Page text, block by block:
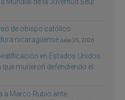
Mundial de la Juventud Seúl
de obispo católico
nicaragüense julio 25, 2026
en Estados Unidos
murieron defendiendo el
a Marco Rubio ante